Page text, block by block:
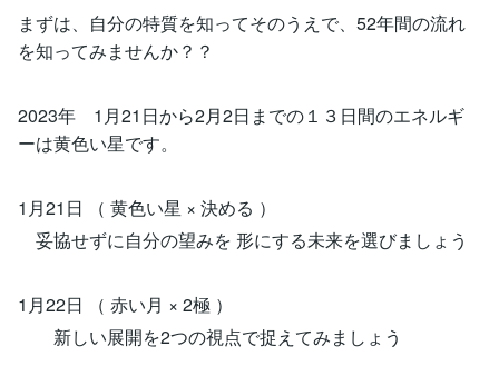
まずは、自分の特質を知ってそのうえで、52年間の流れ
を知ってみませんか？？
2023年 1月21日から2月2日までの１３日間のエネルギ
ーは黄色い星です。
1月21日 （ 黄色い星 × 決める ）
妥協せずに自分の望みを 形にする未来を選びましょう
1月22日 （ 赤い月 × 2極 ）
新しい展開を2つの視点で捉えてみましょう